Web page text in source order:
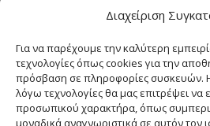
Διαχείριση
Για να παρέχουμε την καλύτερη
τεχνολογίες όπως cookies για την
πρόσβαση σε πληροφορίες συσκευών. Η
λόγω τεχνολογίες θα μας επιτρέψει
προσωπικού χαρακτήρα, όπως
μοναδικά αναγνωριστικά σε αυτόν τον
Διευθυντής Σύνταξης:ΑΘΑΝΑΣΙΟΣ
ΔικαιούχοςDomain:ΔΗΜΗΤΡΙΑΔΗΣ Θ
Διευθυντής: ΕΥΘΥΜΙΑΤΟΥ ΜΑΡΙΑ
Διαχειριστής:
ΕΥΘΥΜΙΑΤΟΥ ΜΑΡΙΑ
Δήλωση Συμμόρφωσης